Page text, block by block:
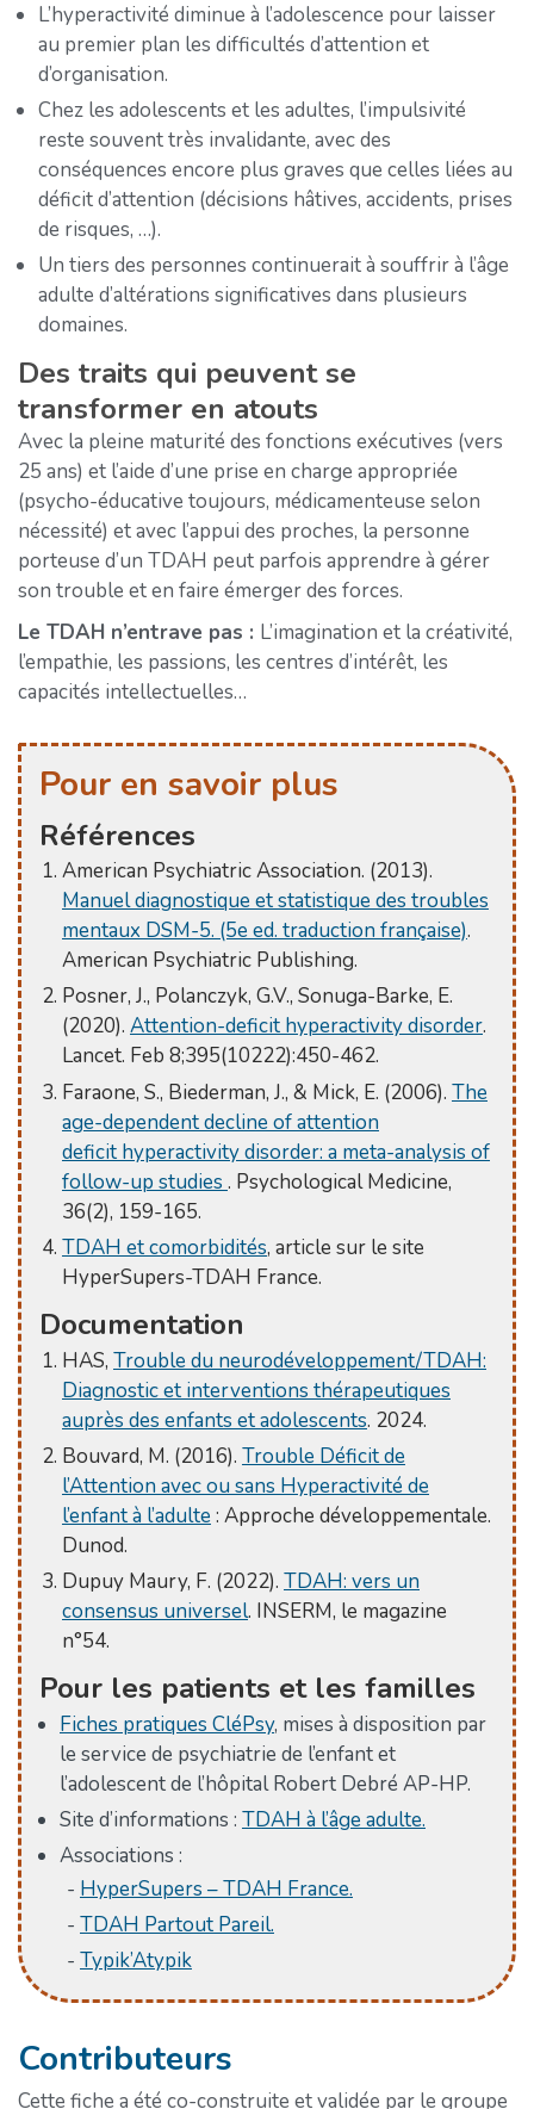
L’hyperactivité diminue à l’adolescence pour laisser
au premier plan les difficultés d’attention et
d’organisation.
Chez les adolescents et les adultes, l’impulsivité
reste souvent très invalidante, avec des
conséquences encore plus graves que celles liées au
déficit d’attention (décisions hâtives, accidents, prises
de risques, …).
Un tiers des personnes continuerait à souffrir à l’âge
adulte d’altérations significatives dans plusieurs
domaines.
Des traits qui peuvent se
transformer en atouts
Avec la pleine maturité des fonctions exécutives (vers
25 ans) et l’aide d’une prise en charge appropriée
(psycho-éducative toujours, médicamenteuse selon
nécessité) et avec l’appui des proches, la personne
porteuse d’un TDAH peut parfois apprendre à gérer
son trouble et en faire émerger des forces.
Le TDAH n’entrave pas : L’imagination et la créativité,
l’empathie, les passions, les centres d’intérêt, les
capacités intellectuelles…
Pour en savoir plus
Références
American Psychiatric Association. (2013).
Manuel diagnostique et statistique des troubles
mentaux DSM-5. (5e ed. traduction française).
American Psychiatric Publishing.
Posner, J., Polanczyk, G.V., Sonuga-Barke, E.
(2020). Attention-deficit hyperactivity disorder.
Lancet. Feb 8;395(10222):450-462.
Faraone, S., Biederman, J., & Mick, E. (2006). The
age-dependent decline of attention
deficit hyperactivity disorder: a meta-analysis of
follow-up studies . Psychological Medicine,
36(2), 159-165.
TDAH et comorbidités, article sur le site
HyperSupers-TDAH France.
Documentation
HAS, Trouble du neurodéveloppement/TDAH:
Diagnostic et interventions thérapeutiques
auprès des enfants et adolescents. 2024.
Bouvard, M. (2016). Trouble Déficit de
l’Attention avec ou sans Hyperactivité de
l’enfant à l’adulte: Approche développementale.
Dunod.
Dupuy Maury, F. (2022). TDAH: vers un
consensus universel. INSERM, le magazine
n°54.
Pour les patients et les familles
Fiches pratiques CléPsy, mises à disposition par
le service de psychiatrie de l’enfant et
l’adolescent de l’hôpital Robert Debré AP-HP.
Site d’informations : TDAH à l’âge adulte.
Associations :
HyperSupers – TDAH France.
TDAH Partout Pareil.
Typik’Atypik
Contributeurs
Cette fiche a été co-construite et validée par le groupe